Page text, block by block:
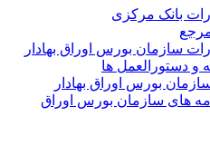
بانک مرکزی
سازمان بورس اوراق بهادار
و دستورالعمل ها
بورس اوراق بهادار
های سازمان بورس اوراق